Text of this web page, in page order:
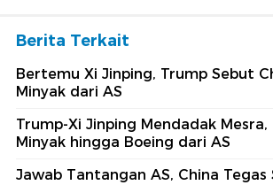
Berita Terkait
Bertemu Xi Jinping, Trump Sebut
Minyak dari AS
Trump-Xi Jinping Mendadak Mesra,
Minyak hingga Boeing dari AS
Jawab Tantangan AS, China Tegas